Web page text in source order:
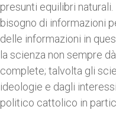
presunti equilibri
bisogno di informazioni
delle informazioni in
la scienza non sempre
complete; talvolta gli
ideologie e dagli
politico cattolico in